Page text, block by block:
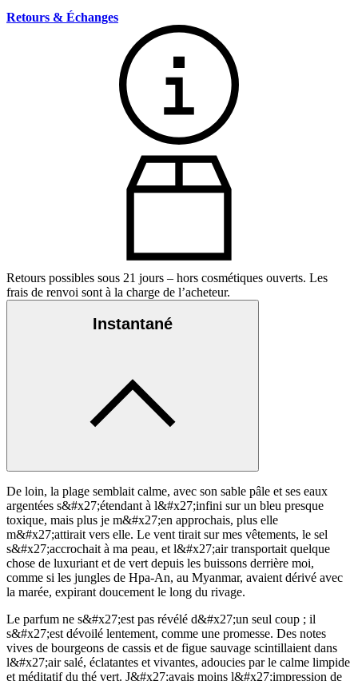
Retours & Échanges
Retours possibles sous 21 jours – hors cosmétiques ouverts. Les
frais de renvoi sont à la charge de l’acheteur.
Instantané
De loin, la plage semblait calme, avec son sable pâle et ses eaux
argentées s&#x27;étendant à l&#x27;infini sur un bleu presque
toxique, mais plus je m&#x27;en approchais, plus elle
m&#x27;attirait vers elle. Le vent tirait sur mes vêtements, le sel
s&#x27;accrochait à ma peau, et l&#x27;air transportait quelque
chose de luxuriant et de vert depuis les buissons derrière moi,
comme si les jungles de Hpa-An, au Myanmar, avaient dérivé avec
la marée, expirant doucement le long du rivage.
Le parfum ne s&#x27;est pas révélé d&#x27;un seul coup ; il
s&#x27;est dévoilé lentement, comme une promesse. Des notes
vives de bourgeons de cassis et de figue sauvage scintillaient dans
l&#x27;air salé, éclatantes et vivantes, adoucies par le calme limpide
et méditatif du thé vert. J&#x27;avais moins l&#x27;impression de